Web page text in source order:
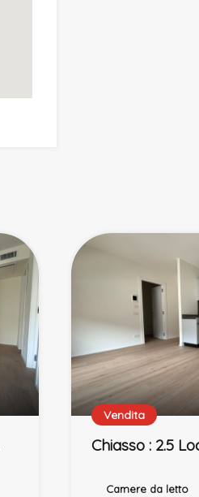
Chiasso : 2.5
Camere da letto
Vendita